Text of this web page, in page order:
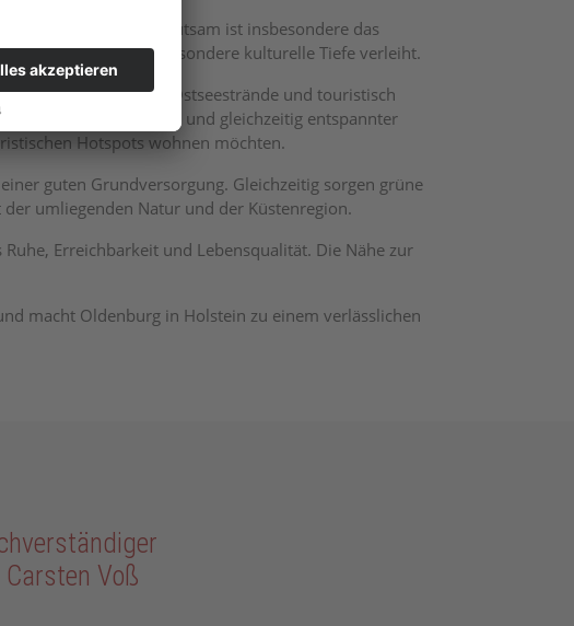
Historisch bedeutsam ist insbesondere das
und der Stadt eine besondere kulturelle Tiefe verleiht.
Bewohner beliebte Ostseestrände und touristisch
aus Nähe zur Küste und gleichzeitig entspannter
Hotspots wohnen möchten.
guten Grundversorgung. Gleichzeitig sorgen grüne
umliegenden Natur und der Küstenregion.
Erreichbarkeit und Lebensqualität. Die Nähe zur
macht Oldenburg in Holstein zu einem verlässlichen
Voß